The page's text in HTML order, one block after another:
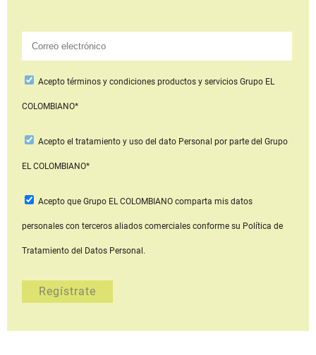
Aceptotérminos y condiciones productos y serviciosGrupo EL
COLOMBIANO*
Acepto el tratamiento y uso del dato Personal por parte del Grupo
EL COLOMBIANO*
Acepto que Grupo EL COLOMBIANOcomparta mis datos
personales con terceros aliados comerciales conforme su Política de
Tratamiento del Datos Personal.